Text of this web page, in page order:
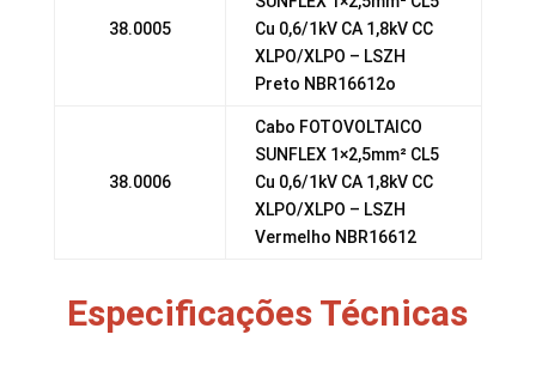
38.0005
Cu 0,6/1kV CA 1,8kV CC
XLPO/XLPO – LSZH
Preto NBR16612o
38.0006
Cabo FOTOVOLTAICO
SUNFLEX 1×2,5mm² CL5
Cu 0,6/1kV CA 1,8kV CC
XLPO/XLPO – LSZH
Vermelho NBR16612
Especificações Técnicas